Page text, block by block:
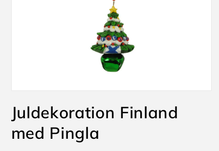
1
modalfönster
Juldekoration Finland
med Pingla